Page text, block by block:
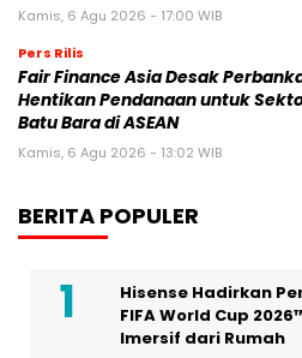
Kamis, 6 Agu 2026 - 17:00 WIB
Pers Rilis
Fair Finance Asia Desak
Hentikan Pendanaan untuk
Batu Bara di ASEAN
Kamis, 6 Agu 2026 - 13:02 WIB
BERITA POPULER
Hisense Hadirkan
FIFA World Cup
Imersif dari Rumah